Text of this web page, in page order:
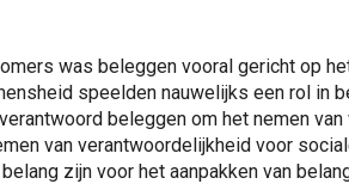
was beleggen vooral gericht op
speelden nauwelijks een rol in
beleggen om het nemen
van verantwoordelijkheid voor
zijn voor het aanpakken van